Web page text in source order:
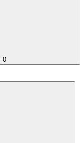
0